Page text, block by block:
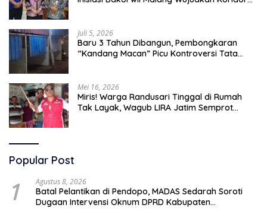
Juli 5, 2026
Baru 3 Tahun Dibangun, Pembongkaran
“Kandang Macan” Picu Kontroversi Tata
Mei 16, 2026
Miris! Warga Randusari Tinggal di Rumah
Tak Layak, Wagub LIRA Jatim Semprot
Popular Post
1 Agustus 8, 2026
Batal Pelantikan di Pendopo, MADAS Sedarah Soroti
Dugaan Intervensi Oknum DPRD Kabupaten